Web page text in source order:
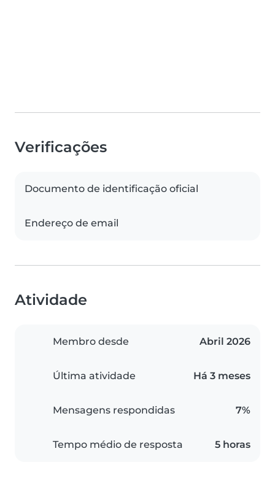
Verificações
Documento de identificação oficial
Endereço de email
Atividade
Membro desde Abril 2026
Última atividade Há 3 meses
Mensagens respondidas 7%
Tempo médio de resposta 5 horas